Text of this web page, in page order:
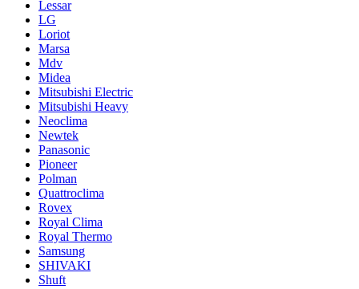
Lessar
LG
Loriot
Marsa
Mdv
Midea
Mitsubishi Electric
Mitsubishi Heavy
Neoclima
Newtek
Panasonic
Pioneer
Polman
Quattroclima
Rovex
Royal Clima
Royal Thermo
Samsung
SHIVAKI
Shuft